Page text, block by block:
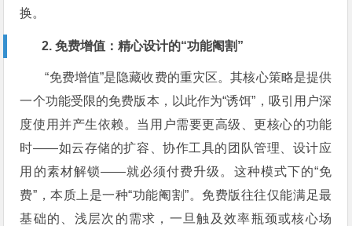
换。
2. 免费增值：精心设计的“功能阉割”
“免费增值”是隐藏收费的重灾区。其核心策略是提供
一个功能受限的免费版本，以此作为“诱饵”，吸引用户深
度使用并产生依赖。当用户需要更高级、更核心的功能
时——如云存储的扩容、协作工具的团队管理、设计应
用的素材解锁——就必须付费升级。这种模式下的“免
费”，本质上是一种“功能阉割”。免费版往往仅能满足最
基础的、浅层次的需求，一旦触及效率瓶颈或核心场